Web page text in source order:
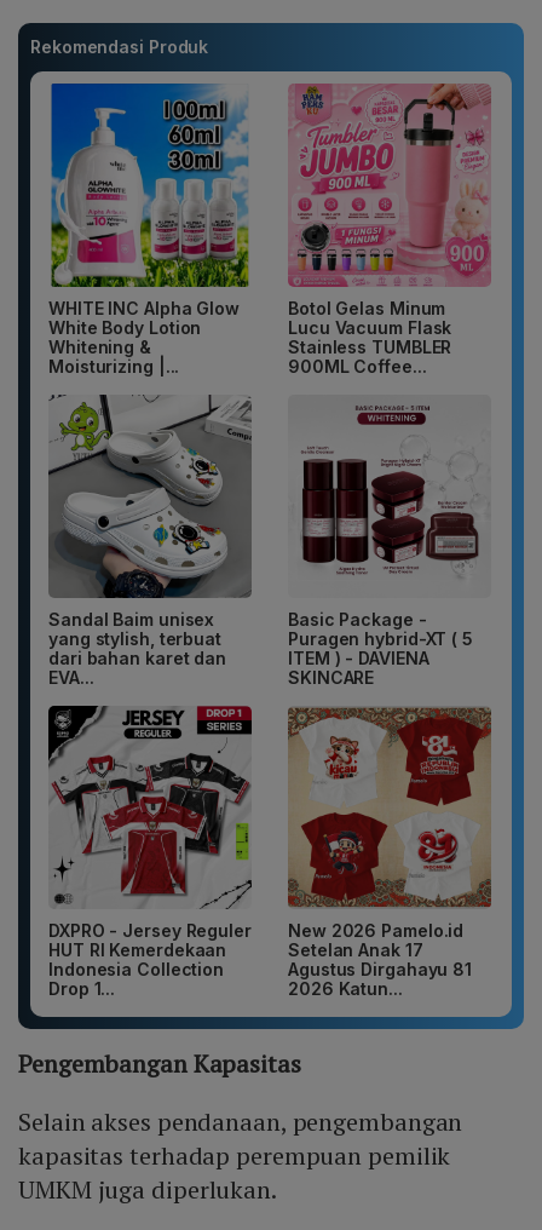
Rekomendasi Produk
WHITE INC Alpha Glow
White Body Lotion
Whitening &
Moisturizing |...
Botol Gelas Minum
Lucu Vacuum Flask
Stainless TUMBLER
900ML Coffee...
Sandal Baim unisex
yang stylish, terbuat
dari bahan karet dan
EVA...
Basic Package -
Puragen hybrid-XT ( 5
ITEM ) - DAVIENA
SKINCARE
DXPRO - Jersey Reguler
HUT RI Kemerdekaan
Indonesia Collection
Drop 1...
New 2026 Pamelo.id
Setelan Anak 17
Agustus Dirgahayu 81
2026 Katun...
Pengembangan Kapasitas
Selain akses pendanaan, pengembangan
kapasitas terhadap perempuan pemilik
UMKM juga diperlukan.